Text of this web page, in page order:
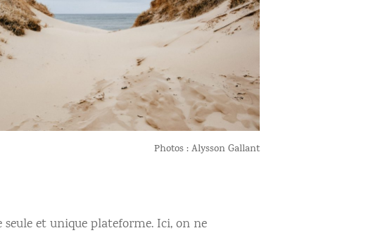
Photos : Alysson Gallant
seule et unique plateforme. Ici, on ne